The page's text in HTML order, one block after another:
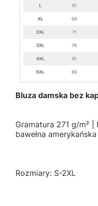
Bluza damska bez
Gramatura 271 g/m²
bawełna
Rozmiary: S-2XL